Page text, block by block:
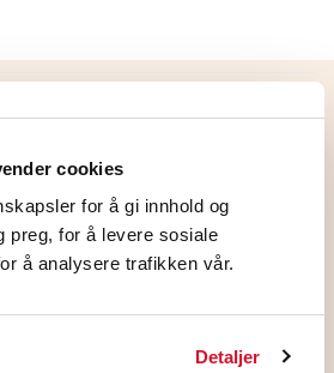
cookies
for å gi innhold og
preg, for å levere sosiale
å analysere trafikken vår.
Detaljer